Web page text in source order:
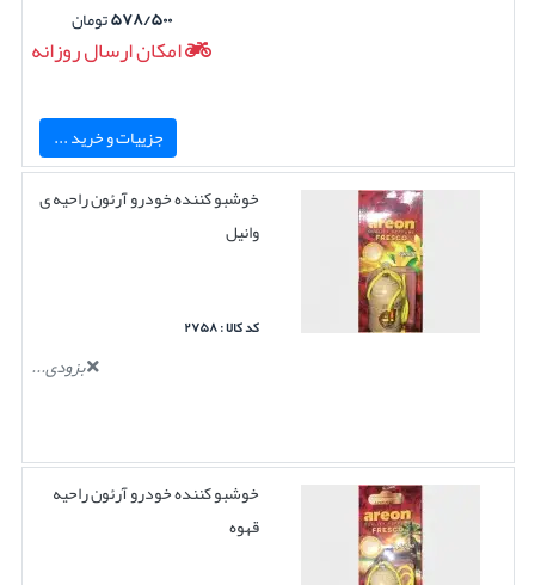
۵۷۸/۵۰۰تومان
امکان ارسال روزانه
جزییات و خرید ...
خوشبو کننده خودرو آرئون راحیه ی
وانیل
کد کالا : ۲۷۵۸
بزودی...
خوشبو کننده خودرو آرئون راحیه
قهوه